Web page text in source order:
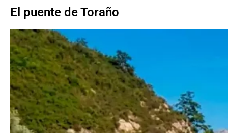
El puente de Toraño